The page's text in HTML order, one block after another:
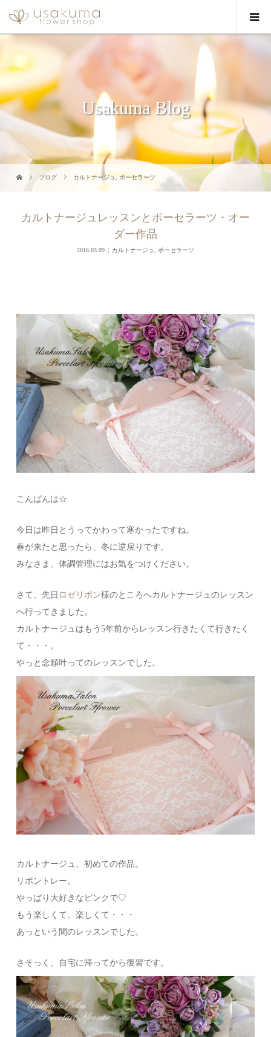
Usakuma Blog
ブログ カルトナージュ,ポーセラーツ
カルトナージュレッスンとポーセラーツ・オー
ダー作品
2016.03.09 カルトナージュ, ポーセラーツ
こんばんは☆
今日は昨日とうってかわって寒かったですね。
春が来たと思ったら、冬に逆戻りです。
みなさま、体調管理にはお気をつけください。
さて、先日 ロゼリボン様のところへカルトナージュのレッスン
へ行ってきました。
カルトナージュはもう5年前からレッスン行きたくて行きたく
て・・・。
やっと念願叶ってのレッスンでした。
カルトナージュ、初めての作品。
リボントレー。
やっぱり大好きなピンクで♡
もう楽しくて、楽しくて・・・
あっという間のレッスンでした。
さそっく、自宅に帰ってから復習です。